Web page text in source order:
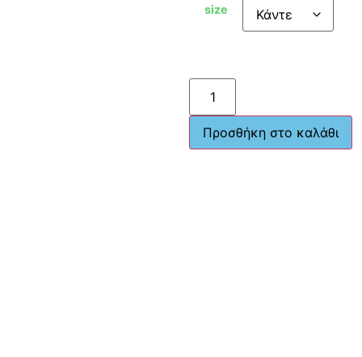
size
Προσθήκη στο καλάθι